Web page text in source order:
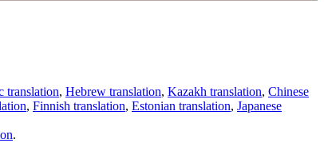
translation, Hebrew translation, Kazakh translation, Chinese
, Finnish translation, Estonian translation, Japanese
.